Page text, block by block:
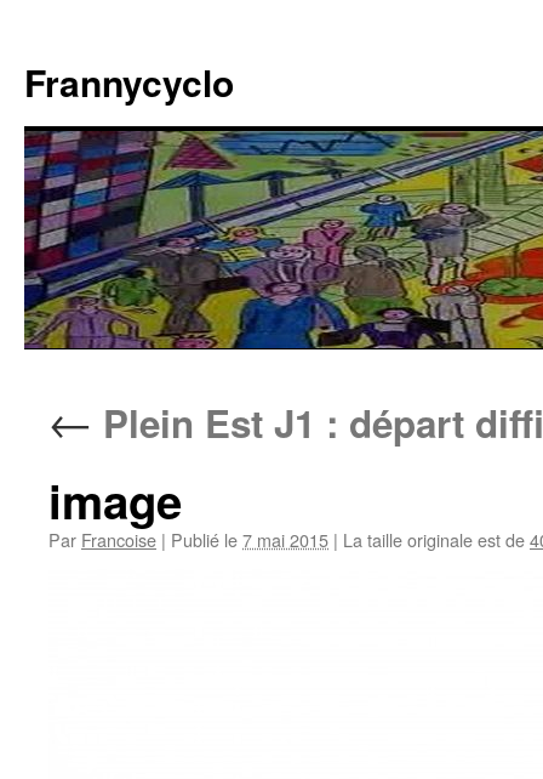
contenu
Frannycyclo
← Plein Est J1 : départ
image
Par Francoise | Publié le7 mai 2015 | La taille originale est de